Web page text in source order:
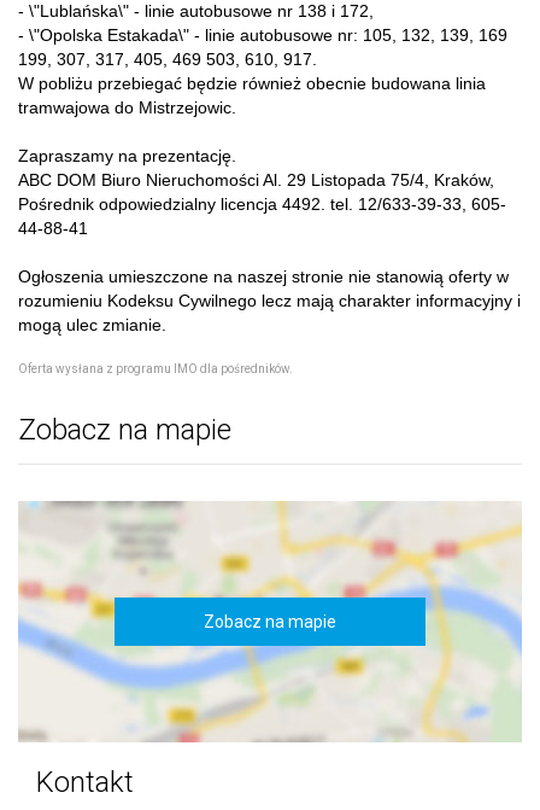
- \"Lublańska\" - linie autobusowe nr 138 i 172,
- \"Opolska Estakada\" - linie autobusowe nr: 105, 132, 139, 169
199, 307, 317, 405, 469 503, 610, 917.
W pobliżu przebiegać będzie również obecnie budowana linia
tramwajowa do Mistrzejowic.
Zapraszamy na prezentację.
ABC DOM Biuro Nieruchomości Al. 29 Listopada 75/4, Kraków,
Pośrednik odpowiedzialny licencja 4492. tel. 12/633-39-33, 605-
44-88-41
Ogłoszenia umieszczone na naszej stronie nie stanowią oferty w
rozumieniu Kodeksu Cywilnego lecz mają charakter informacyjny i
mogą ulec zmianie.
Oferta wysłana z programu IMO dla pośredników
Zobacz na mapie
Zobacz na mapie
Kontakt